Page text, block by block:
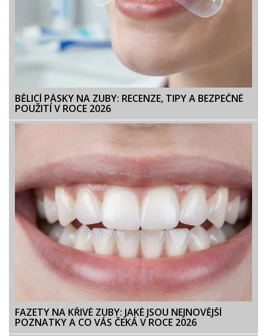
BĚLICÍ PÁSKY NA ZUBY: RECENZE, TIPY A BEZPEČNÉ
POUŽITÍ V ROCE 2026
FAZETY NA KŘIVÉ ZUBY: JAKÉ JSOU NEJNOVĚJŠÍ
POZNATKY A CO VÁS ČEKÁ V ROCE 2026